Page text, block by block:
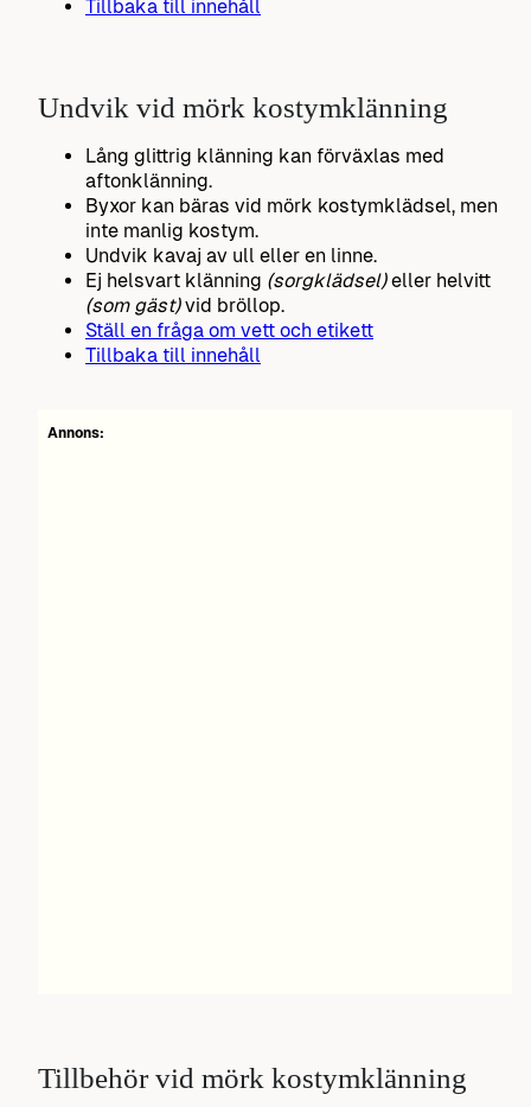
Tillbaka till innehåll
Undvik vid mörk kostymklänning
Lång glittrig klänning kan förväxlas med
aftonklänning.
Byxor kan bäras vid mörk kostymklädsel, men
inte manlig kostym.
Undvik kavaj av ull eller en linne.
Ej helsvart klänning (sorgklädsel)eller helvitt
(som gäst)vid bröllop.
Ställ en fråga om vett och etikett
Tillbaka till innehåll
Annons:
Tillbehör vid mörk kostymklänning